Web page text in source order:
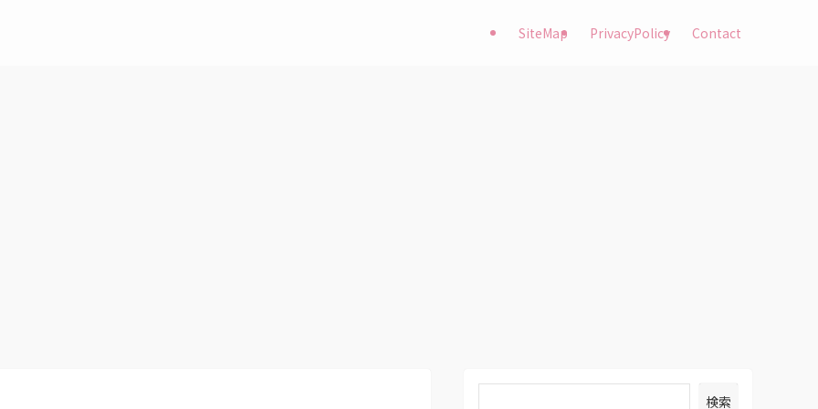
SiteMap PrivacyPolicy Contact
検索